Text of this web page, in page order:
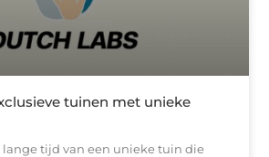
tuinen met unieke
lange tijd van een unieke tuin die